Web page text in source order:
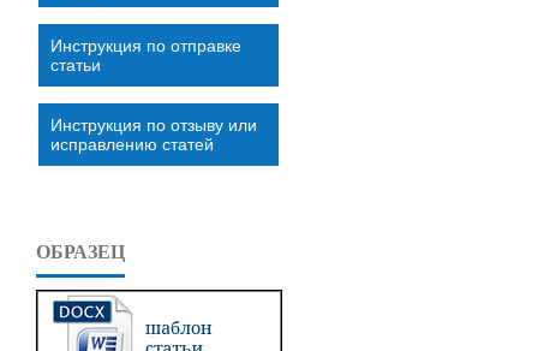
Инструкция по отправке
статьи
Инструкция по отзыву или
исправлению статей
ОБРАЗЕЦ